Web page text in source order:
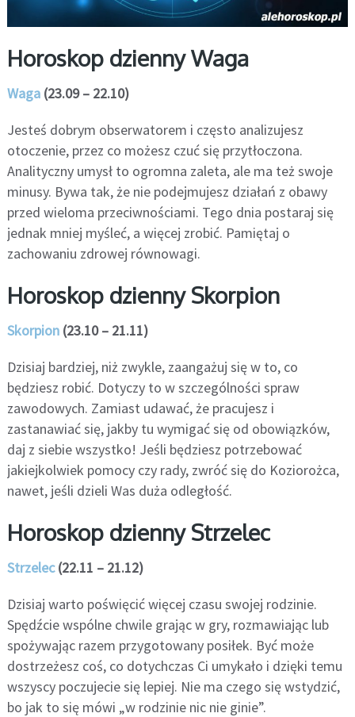
Horoskop dzienny Waga
Waga(23.09 – 22.10)
Jesteś dobrym obserwatorem i często analizujesz
otoczenie, przez co możesz czuć się przytłoczona.
Analityczny umysł to ogromna zaleta, ale ma też swoje
minusy. Bywa tak, że nie podejmujesz działań z obawy
przed wieloma przeciwnościami. Tego dnia postaraj się
jednak mniej myśleć, a więcej zrobić. Pamiętaj o
zachowaniu zdrowej równowagi.
Horoskop dzienny Skorpion
Skorpion(23.10 – 21.11)
Dzisiaj bardziej, niż zwykle, zaangażuj się w to, co
będziesz robić. Dotyczy to w szczególności spraw
zawodowych. Zamiast udawać, że pracujesz i
zastanawiać się, jakby tu wymigać się od obowiązków,
daj z siebie wszystko! Jeśli będziesz potrzebować
jakiejkolwiek pomocy czy rady, zwróć się do Koziorożca,
nawet, jeśli dzieli Was duża odległość.
Horoskop dzienny Strzelec
Strzelec(22.11 – 21.12)
Dzisiaj warto poświęcić więcej czasu swojej rodzinie.
Spędźcie wspólne chwile grając w gry, rozmawiając lub
spożywając razem przygotowany posiłek. Być może
dostrzeżesz coś, co dotychczas Ci umykało i dzięki temu
wszyscy poczujecie się lepiej. Nie ma czego się wstydzić,
bo jak to się mówi „w rodzinie nic nie ginie”.